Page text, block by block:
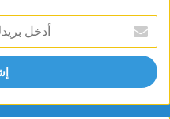
بريدك
الإلكتروني